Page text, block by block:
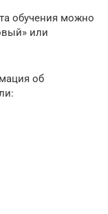
обучения можно
или
об